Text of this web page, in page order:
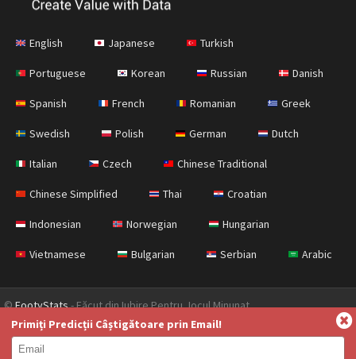
English Japanese Turkish
Portuguese Korean Russian Danish
Spanish French Romanian Greek
Swedish Polish German Dutch
Italian Czech Chinese Traditional
Chinese Simplified Thai Croatian
Indonesian Norwegian Hungarian
Vietnamese Bulgarian Serbian Arabic
©FootyStats- Făcut din Iubire Pentru Jocul Minunat
Contactați-ne
Despre Ajutor Politica de Confidențialitate
Primiți Predicții Câștigătoare prin Email!